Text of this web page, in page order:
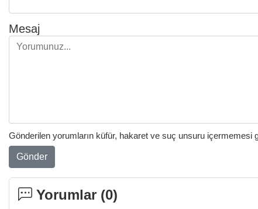
Mesaj
Gönderilen yorumların küfür, hakaret ve suç unsuru içermemesi
Gönder
Yorumlar (0)